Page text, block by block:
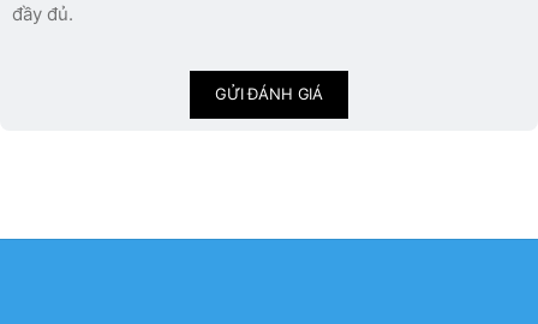
đầy đủ.
GỬI ĐÁNH GIÁ